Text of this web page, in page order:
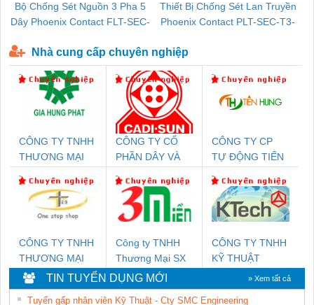
Bộ Chống Sét Nguồn 3 Pha 5
Dây Phoenix Contact FLT-SEC-
Thiết Bị Chống Sét Lan Truyền
Phoenix Contact PLT-SEC-T3-
Nhà cung cấp chuyên nghiệp
CÔNG TY TNHH
THƯƠNG MẠI
THUẬT ĐIỆN CƠ
GIA HƯNG PHÁT
CÔNG TY CỔ
PHẦN DÂY VÀ
THƯỢNG ĐÌNH
CÔNG TY CP
TỰ ĐỘNG TIẾN
CÔNG TY TNHH
THƯƠNG MẠI
THIÊN ÂN VIỆT
NAM
Công ty TNHH
Thương Mại SX
Ba Miền
CÔNG TY TNHH
KỸ THUẬT
KTECH VIỆT
NAM
TIN TUYỂN DỤNG MỚI » Xem tất cả
Tuyển gấp nhân viên Kỹ Thuật - Cty SMC Engineering